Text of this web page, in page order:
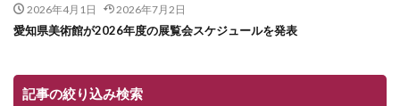
2026年4月1日 2026年7月2日
愛知県美術館が2026年度の展覧会スケジュールを発表
記事の絞り込み検索